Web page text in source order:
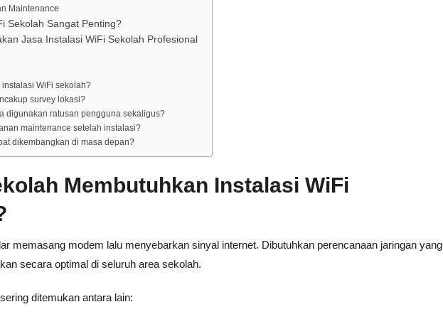
Maintenance
Sekolah Sangat Penting?
Jasa Instalasi WiFi Sekolah Profesional
WiFi sekolah?
survey lokasi?
digunakan ratusan pengguna sekaligus?
maintenance setelah instalasi?
dikembangkan di masa depan?
Membutuhkan Instalasi WiFi
memasang modem lalu menyebarkan sinyal internet. Dibutuhkan perencanaan jaringan
secara optimal di seluruh area sekolah.
ditemukan antara lain: